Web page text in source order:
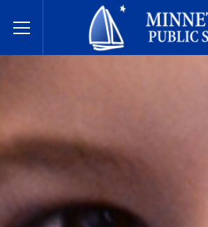
Toggle Menu
הספר הציבוריים של מינטונקה